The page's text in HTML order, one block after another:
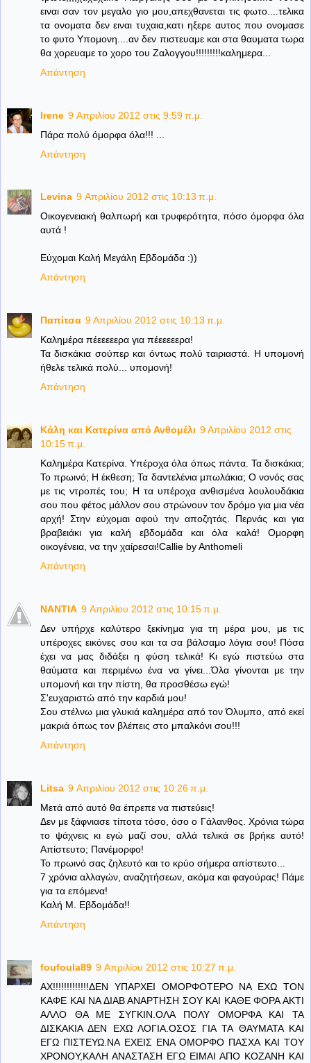
ειναι σαν τον μεγαλο γιο μου,απεχθανεται τις φωτο....τελικα
τα ονοματα δεν ειναι τυχαια,κατι ηξερε αυτος που ονομασε
το φυτο Υπομονη....αν δεν πιστευαμε και στα θαυματα τωρα
θα χορευαμε το χορο του Ζαλογγου!!!!!!!!!καλημερα...
Απάντηση
Irene 9 Απριλίου 2012 στις 9:59 π.μ.
Πάρα πολύ όμορφα όλα!!! ...
Απάντηση
Levina 9 Απριλίου 2012 στις 10:13 π.μ.
Oικογενειακή θαλπωρή και τρυφερότητα, πόσο όμορφα όλα
αυτά !
Εύχομαι Καλή Μεγάλη Εβδομάδα :))
Απάντηση
Παπίτσα 9 Απριλίου 2012 στις 10:13 π.μ.
Καλημέρα πέεεεεερα για πέεεεεερα!
Τα δισκάκια σούπερ και όντως πολύ ταιριαστά. Η υπομονή
ήθελε τελικά πολύ... υπομονή!
Απάντηση
Κάλη και Κατερίνα από Ανθομέλι 9 Απριλίου 2012 στις
10:15 π.μ.
Καλημέρα Κατερίνα. Υπέροχα όλα όπως πάντα. Τα δισκάκια;
Το πρωινό; Η έκθεση; Τα δαντελένια μπωλάκια; Ο νονός σας
με τις ντροπές του; Η τα υπέροχα ανθισμένα λουλουδάκια
σου που φέτος μάλλον σου στρώνουν τον δρόμο για μια νέα
αρχή! Στην εύχομαι αφού την αποζητάς. Περνάς και για
βραβειάκι για καλή εβδομάδα και όλα καλά! Ομορφη
οικογένεια, να την χαίρεσαι!Callie by Anthomeli
Απάντηση
NANTIA 9 Απριλίου 2012 στις 10:15 π.μ.
Δεν υπήρχε καλύτερο ξεκίνημα για τη μέρα μου, με τις
υπέροχες εικόνες σου και τα σα βάλσαμο λόγια σου! Πόσα
έχει να μας διδάξει η φύση τελικά! Κι εγώ πιστεύω στα
θαύματα και περιμένω ένα να γίνει...Όλα γίνονται με την
υπομονή και την πίστη, θα προσθέσω εγώ!
Σ'ευχαριστώ από την καρδιά μου!
Σου στέλνω μια γλυκιά καλημέρα από τον Όλυμπο, από εκεί
μακριά όπως τον βλέπεις στο μπαλκόνι σου!!!
Απάντηση
Litsa 9 Απριλίου 2012 στις 10:26 π.μ.
Μετά από αυτό θα έπρεπε να πιστεύεις!
Δεν με ξάφνιασε τίποτα τόσο, όσο ο Γάλανθος. Χρόνια τώρα
το ψάχνεις κι εγώ μαζί σου, αλλά τελικά σε βρήκε αυτό!
Απίστευτο; Πανέμορφο!
Το πρωινό σας ζηλευτό και το κρύο σήμερα απίστευτο...
7 χρόνια αλλαγών, αναζητήσεων, ακόμα και φαγούρας! Πάμε
για τα επόμενα!
Καλή Μ. Εβδομάδα!!
Απάντηση
foufoula89 9 Απριλίου 2012 στις 10:27 π.μ.
ΑΧ!!!!!!!!!!!!!ΔΕΝ ΥΠΑΡΧΕΙ ΟΜΟΡΦΟΤΕΡΟ ΝΑ ΕΧΩ ΤΟΝ
ΚΑΦΕ ΚΑΙ ΝΑ ΔΙΑΒ ΑΝΑΡΤΗΣΗ ΣΟΥ ΚΑΙ ΚΑΘΕ ΦΟΡΑ ΑΚΤΙ
ΑΛΛΟ ΘΑ ΜΕ ΣΥΓΚΙΝ.ΟΛΑ ΠΟΛΥ ΟΜΟΡΦΑ ΚΑΙ ΤΑ
ΔΙΣΚΑΚΙΑ ΔΕΝ ΕΧΩ ΛΟΓΙΑ.ΟΣΟΣ ΓΙΑ ΤΑ ΘΑΥΜΑΤΑ ΚΑΙ
ΕΓΩ ΠΙΣΤΕΥΩ.ΝΑ ΕΧΕΙΣ ΕΝΑ ΟΜΟΡΦΟ ΠΑΣΧΑ ΚΑΙ ΤΟΥ
ΧΡΟΝΟΥ,ΚΑΛΗ ΑΝΑΣΤΑΣΗ ΕΓΩ ΕΙΜΑΙ ΑΠΟ ΚΟΖΑΝΗ ΚΑΙ